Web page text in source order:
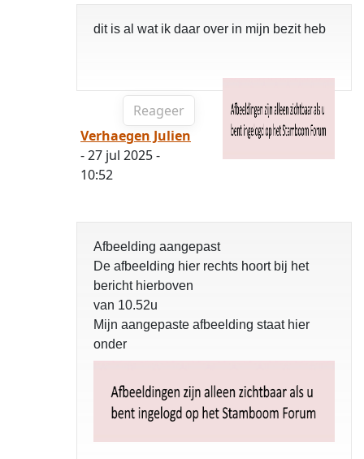
dit is al wat ik daar over in mijn bezit heb
Reageer
Verhaegen Julien
- 27 jul 2025 -
10:52
Afbeelding aangepast
De afbeelding hier rechts hoort bij het
bericht hierboven
van 10.52u
Mijn aangepaste afbeelding staat hier
onder